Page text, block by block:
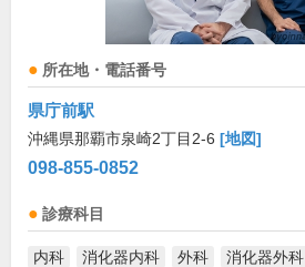
所在地・電話番号
県庁前駅
沖縄県那覇市泉崎2丁目2-6 [地図]
098-855-0852
診療科目
内科 消化器内科 外科 消化器外科